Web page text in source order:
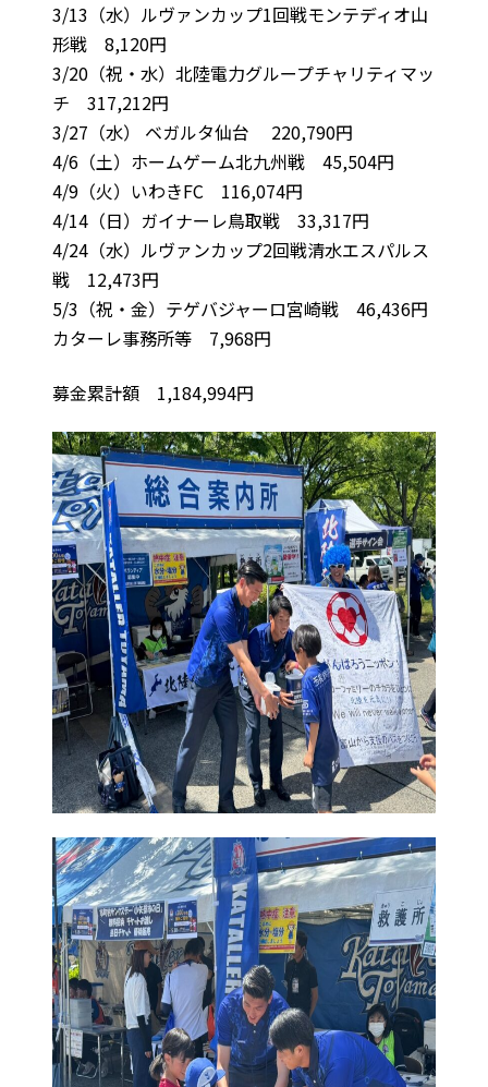
3/13（水）ルヴァンカップ1回戦モンテディオ山
形戦 8,120円
3/20（祝・水）北陸電力グループチャリティマッ
チ 317,212円
3/27（水） ベガルタ仙台 220,790円
4/6（土）ホームゲーム北九州戦 45,504円
4/9（火）いわきFC 116,074円
4/14（日）ガイナーレ鳥取戦 33,317円
4/24（水）ルヴァンカップ2回戦清水エスパルス
戦 12,473円
5/3（祝・金）テゲバジャーロ宮崎戦 46,436円
カターレ事務所等 7,968円
募金累計額 1,184,994円